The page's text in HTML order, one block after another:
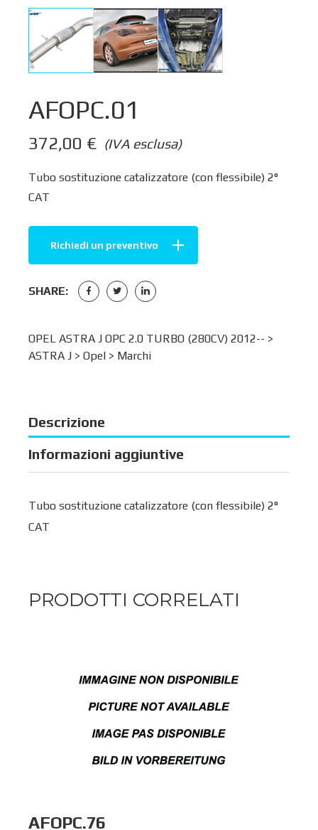
AFOPC.01
(IVA esclusa)
372,00 €
Tubo sostituzione catalizzatore (con flessibile) 2°
CAT
Richiedi un preventivo
SHARE:
OPEL ASTRA J OPC 2.0 TURBO (280CV) 2012-- >
ASTRA J > Opel > Marchi
Descrizione
Informazioni aggiuntive
Tubo sostituzione catalizzatore (con flessibile) 2°
CAT
PRODOTTI CORRELATI
AFOPC.76